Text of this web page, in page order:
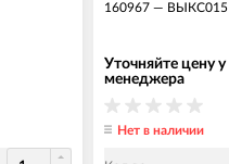
160967 — ВЫКС015
Уточняйте цену у
менеджера
Нет в наличии